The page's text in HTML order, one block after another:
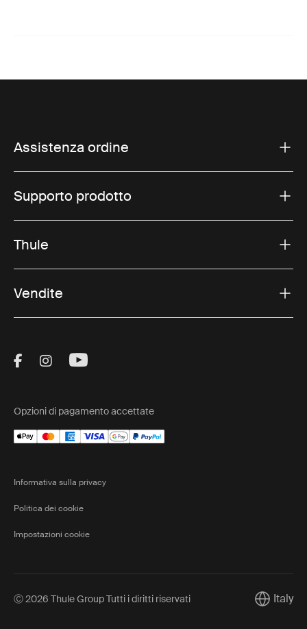
Assistenza ordine
Supporto prodotto
Thule
Vendite
Visit Thule on Facebook (external link)
Visit Thule on Instagram (external link)
Visit Thule on Youtube (external
Opzioni di pagamento accettate
Informativa sulla privacy
Politica dei cookie
Impostazioni cookie
Ⓒ 2026 Thule Group Tutti i diritti riservati Current
Italy